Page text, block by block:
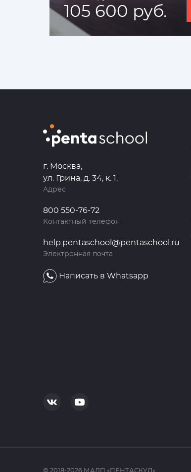
105 600 руб.
г. Москва,
ул. Грина, д. 34, к. 1.
Адрес
800 550-76-72
Контактный телефон
help.pentaschool@pentaschool.ru
Электронная почта
Написать в Whatsapp
© 2018-2026 МАДП «ПЕНТАСКУЛ»